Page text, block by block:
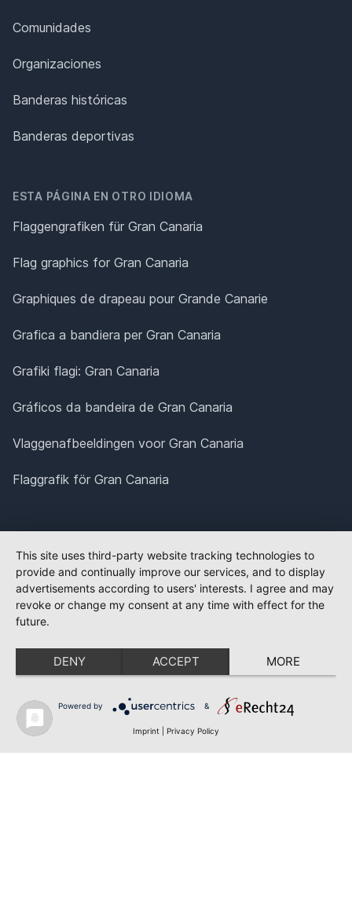
Comunidades
Organizaciones
Banderas históricas
Banderas deportivas
ESTA PÁGINA EN OTRO IDIOMA
Flaggengrafiken für Gran Canaria
Flag graphics for Gran Canaria
Graphiques de drapeau pour Grande Canarie
Grafica a bandiera per Gran Canaria
Grafiki flagi: Gran Canaria
Gráficos da bandeira de Gran Canaria
Vlaggenafbeeldingen voor Gran Canaria
Flaggrafik för Gran Canaria
This site uses third-party website tracking technologies to
provide and continually improve our services, and to display
advertisements according to users' interests. I agree and may
revoke or change my consent at any time with effect for the
future.
DENY ACCEPT MORE
Powered by &
Imprint Privacy Policy